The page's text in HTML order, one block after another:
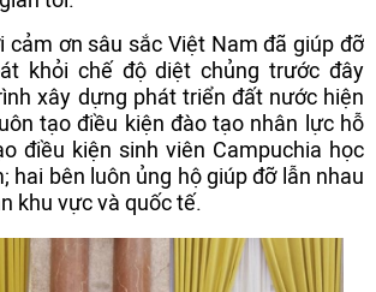
cảm ơn sâu sắc Việt Nam đã giúp đỡ
khỏi chế độ diệt chủng trước đây
xây dựng phát triển đất nước hiện
tạo điều kiện đào tạo nhân lực hỗ
điều kiện sinh viên Campuchia học
hai bên luôn ủng hộ giúp đỡ lẫn nhau
khu vực và quốc tế.